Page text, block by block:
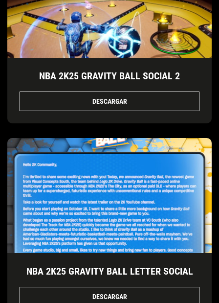
NBA 2K25 GRAVITY BALL SOCIAL 2
DESCARGAR
NBA 2K25 GRAVITY BALL LETTER SOCIAL
DESCARGAR